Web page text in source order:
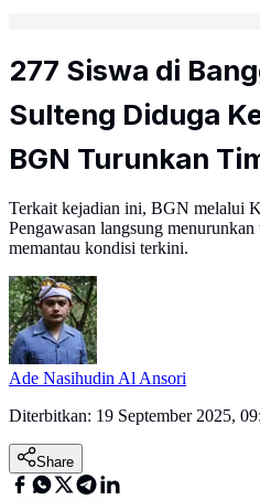
277 Siswa di
Sulteng Diduga
BGN Turunkan
Terkait kejadian ini, BGN melalui
Pengawasan langsung
memantau kondisi terkini.
Ade Nasihudin Al Ansori
Diterbitkan: 19 September 2025,
Share